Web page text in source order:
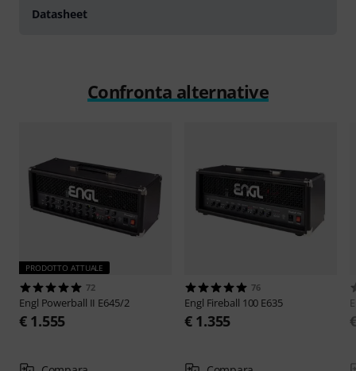
Datasheet
Confronta alternative
PRODOTTO ATTUALE
72
Engl Powerball II E645/2
€ 1.555
76
Engl Fireball 100 E635
€ 1.355